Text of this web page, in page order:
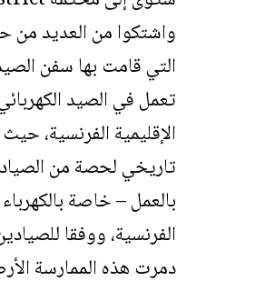
واشتكوا من العديد من
التي قامت بها سفن
تعمل في الصيد
الإقليمية الفرنسية،
تاريخي لحصة من
بالعمل – خاصة
الفرنسية، ووفقا
دمرت هذه الممارسة